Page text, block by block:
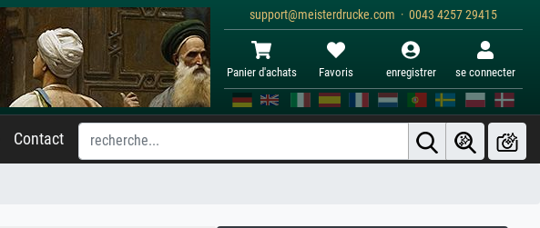
support@meisterdrucke.com · 0043 4257 29415
Panier d'achats Favoris enregistrer se connecter
Contact